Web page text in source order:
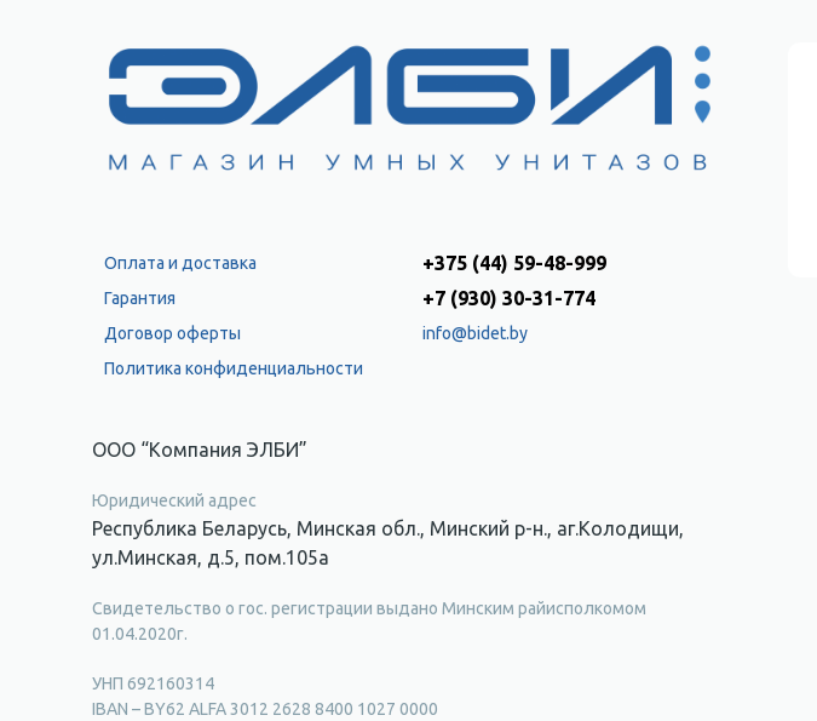
Оплата и доставка
Гарантия
Договор оферты
Политика конфиденциальности
+375 (44) 59-48-999
+7 (930) 30-31-774
info@bidet.by
ООО “Компания ЭЛБИ”
Юридический адрес
Республика Беларусь, Минская обл., Минский р-н., аг.Колодищи,
ул.Минская, д.5, пом.105а
Свидетельство о гос. регистрации выдано Минским райисполкомом
01.04.2020г.
УНП 692160314
IBAN – BY62 ALFA 3012 2628 8400 1027 0000